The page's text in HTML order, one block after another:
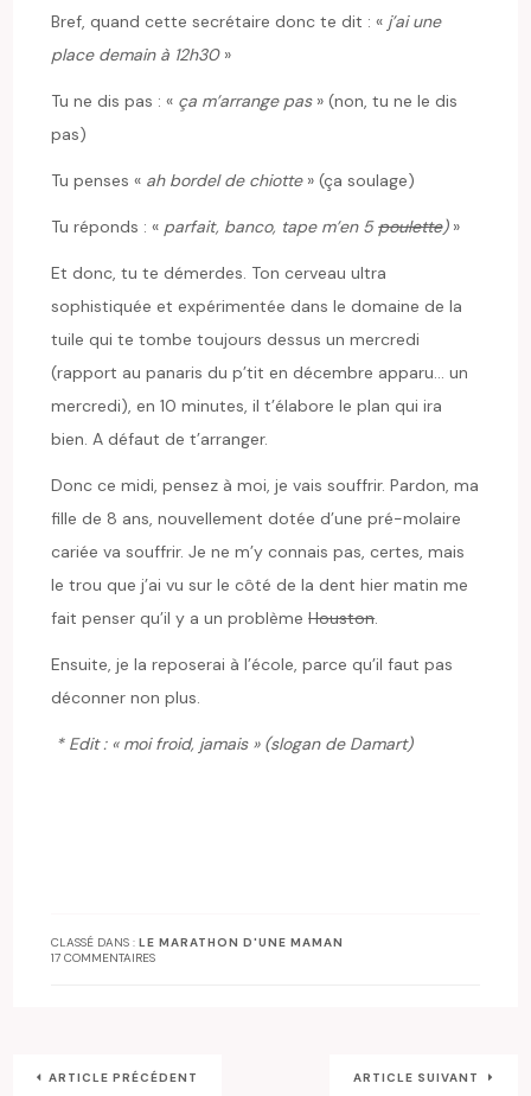
Bref, quand cette secrétaire donc te dit : « j’ai une
place demain à 12h30»
Tu ne dis pas : « ça m’arrange pas» (non, tu ne le dis
pas)
Tu penses « ah bordel de chiotte» (ça soulage)
Tu réponds : « parfait, banco, tape m’en 5poulette)»
Et donc, tu te démerdes. Ton cerveau ultra
sophistiquée et expérimentée dans le domaine de la
tuile qui te tombe toujours dessus un mercredi
(rapport au panaris du p’tit en décembre apparu… un
mercredi), en 10 minutes, il t’élabore le plan qui ira
bien. A défaut de t’arranger.
Donc ce midi, pensez à moi, je vais souffrir. Pardon, ma
fille de 8 ans, nouvellement dotée d’une pré-molaire
cariée va souffrir. Je ne m’y connais pas, certes, mais
le trou que j’ai vu sur le côté de la dent hier matin me
fait penser qu’il y a un problèmeHouston.
Ensuite, je la reposerai à l’école, parce qu’il faut pas
déconner non plus.
* Edit : « moi froid, jamais » (slogan de Damart)
CLASSÉ DANS :LE MARATHON D'UNE MAMAN
17 COMMENTAIRES
ARTICLE PRÉCÉDENT ARTICLE SUIVANT